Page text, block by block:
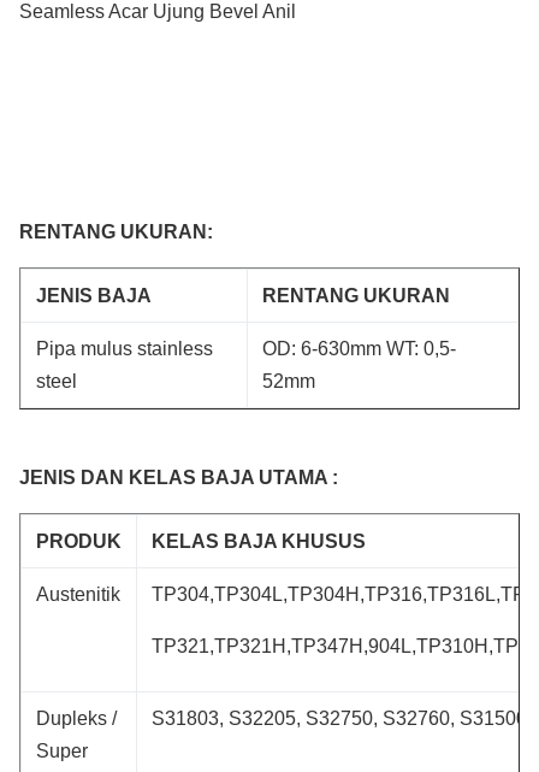
Seamless Acar Ujung Bevel Anil
RENTANG UKURAN:
JENIS BAJA RENTANG UKURAN
Pipa mulus stainless
steel
OD: 6-630mm WT: 0,5-
52mm
JENIS DAN KELAS BAJA UTAMA :
PRODUK KELAS BAJA KHUSUS
Austenitik
Dupleks /
Super
S31803, S32205, S32750, S32760, S31500,